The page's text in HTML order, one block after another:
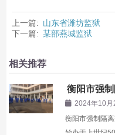
上一篇: 山东省潍坊监狱
下一篇: 某部燕城监狱
相关推荐
衡阳市强
2024年10月
衡阳市强制隔
始办于上世纪